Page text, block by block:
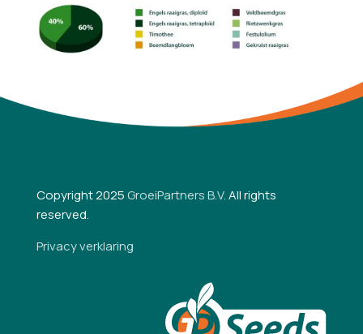
Copyright 2025GroeiPartners B.V.All rights
reserved.
Privacy verklaring